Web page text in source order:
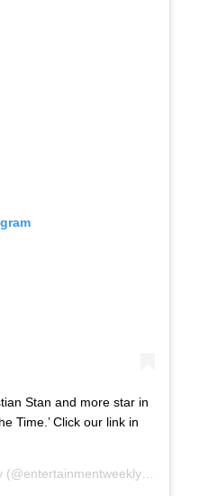
Stan and more star in
Time.’ Click our link in
(@entertainmentweekly) el